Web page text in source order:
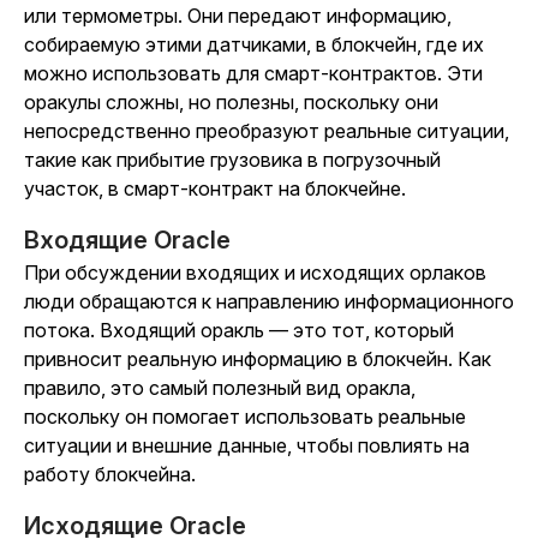
или термометры. Они передают информацию,
собираемую этими датчиками, в блокчейн, где их
можно использовать для смарт-контрактов. Эти
оракулы сложны, но полезны, поскольку они
непосредственно преобразуют реальные ситуации,
такие как прибытие грузовика в погрузочный
участок, в смарт-контракт на блокчейне.
Входящие Oracle
При обсуждении входящих и исходящих орлаков
люди обращаются к направлению информационного
потока. Входящий оракль — это тот, который
привносит реальную информацию в блокчейн. Как
правило, это самый полезный вид оракла,
поскольку он помогает использовать реальные
ситуации и внешние данные, чтобы повлиять на
работу блокчейна.
Исходящие Oracle